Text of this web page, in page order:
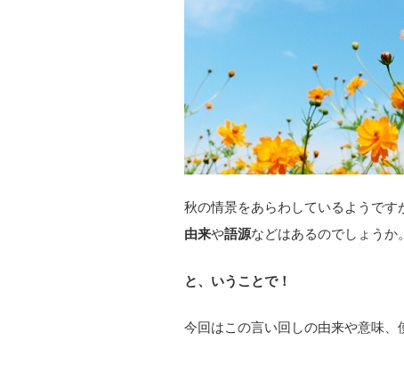
秋の情景をあらわしているようです
由来や語源などはあるのでしょうか。
と、いうことで！
今回はこの言い回しの由来や意味、